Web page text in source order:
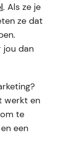
. Als ze je
ze dat
jou dan
werkt en
te
een